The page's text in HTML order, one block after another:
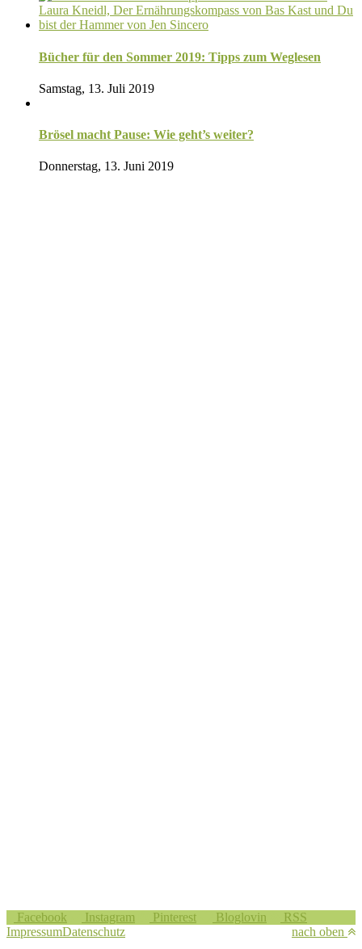
Bücher für den Sommer 2019: Tipps zum Weglesen
Samstag, 13. Juli 2019
Brösel macht Pause: Wie geht’s weiter?
Donnerstag, 13. Juni 2019
Facebook Instagram Pinterest Bloglovin
RSS
ImpressumDatenschutz nach oben